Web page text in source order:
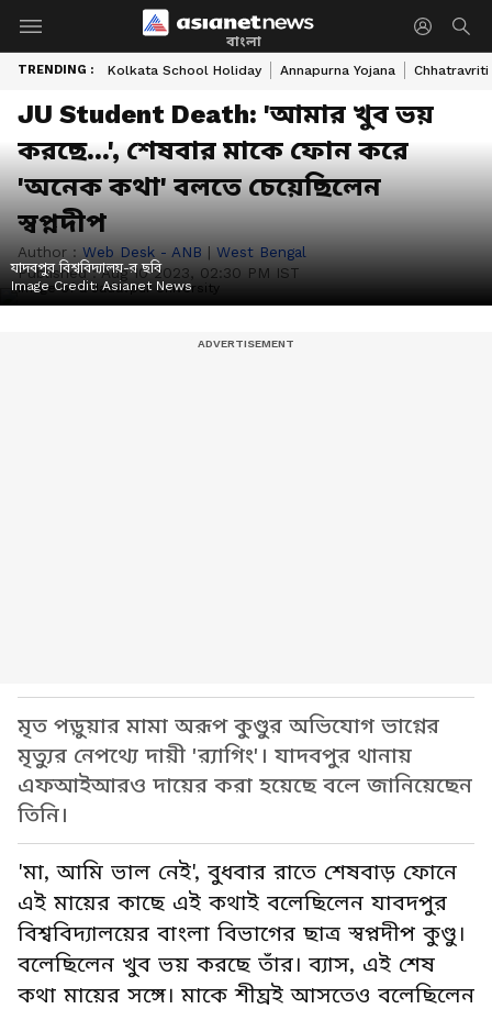
বাংলা
TRENDING : Kolkata School Holiday Annapurna Yojana Chhatravriti
JU Student Death: 'আমার খুব ভয়
করছে...', শেষবার মাকে ফোন করে
'অনেক কথা' বলতে চেয়েছিলেন
স্বপ্নদীপ
Author : Web Desk - ANB | West Bengal
Published :Aug 10 2023, 02:30 PM IST
যাদবপুর বিশ্ববিদ্যালয়-র ছবি
Image Credit:Asianet News
মৃত পড়ুয়ার মামা অরূপ কুণ্ডুর অভিযোগ ভাগ্নের
মৃত্যুর নেপথ্যে দায়ী 'র‌্যাগিং'। যাদবপুর থানায়
এফআইআরও দায়ের করা হয়েছে বলে জানিয়েছেন
তিনি।
'মা, আমি ভাল নেই', বুধবার রাতে শেষবাড় ফোনে
এই মায়ের কাছে এই কথাই বলেছিলেন যাবদপুর
বিশ্ববিদ্যালয়ের বাংলা বিভাগের ছাত্র স্বপ্নদীপ কুণ্ডু।
বলেছিলেন খুব ভয় করছে তাঁর। ব্যাস, এই শেষ
কথা মায়ের সঙ্গে। মাকে শীঘ্রই আসতেও বলেছিলেন